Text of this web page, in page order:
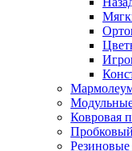
Ковровая